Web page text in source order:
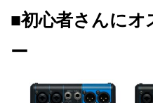
■初心者さんにオ
ー